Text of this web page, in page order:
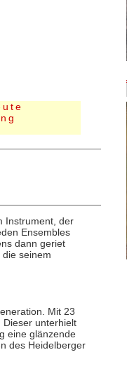
Instrument, der
Ensembles
dann geriet
seinem
Mit 23
Dieser unterhielt
eine glänzende
des Heidelberger